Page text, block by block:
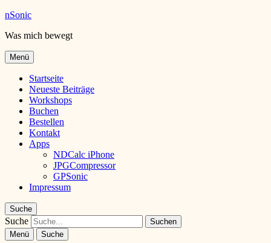
nSonic
Was mich bewegt
Menü
Startseite
Neueste Beiträge
Workshops
Buchen
Bestellen
Kontakt
Apps
NDCalc iPhone
JPGCompressor
GPSonic
Impressum
Suche
Suche
Menü Suche